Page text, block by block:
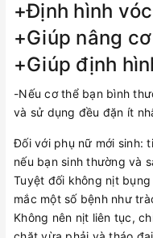
+Định hình
+Giúp nâng
+Giúp định
-Nếu cơ thể bạn bình
và sử dụng đều đặn ít
Đối với phụ nữ mới sinh:
nếu bạn sinh thường và
Tuyệt đối không nịt
mắc một số bệnh như
Không nên nịt liên tục,